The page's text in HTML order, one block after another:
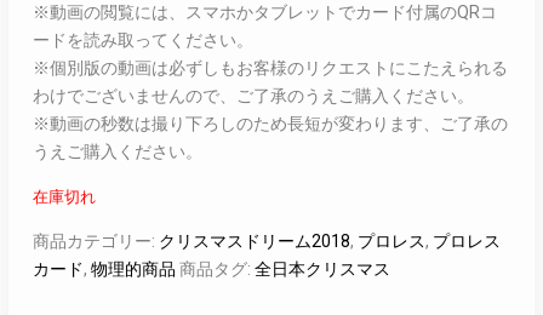
※動画の閲覧には、スマホかタブレットでカード付属のQRコ
ードを読み取ってください。
※個別版の動画は必ずしもお客様のリクエストにこたえられる
わけでございませんので、ご了承のうえご購入ください。
※動画の秒数は撮り下ろしのため長短が変わります、ご了承の
うえご購入ください。
在庫切れ
商品カテゴリー: クリスマスドリーム2018, プロレス, プロレス
カード, 物理的商品 商品タグ: 全日本クリスマス